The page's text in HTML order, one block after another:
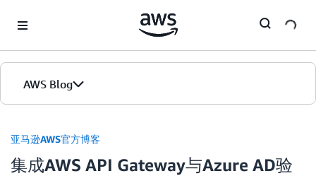
AWS Blog
首页
版本
亚马逊AWS官方博客
集成AWS API Gateway与Azure AD验